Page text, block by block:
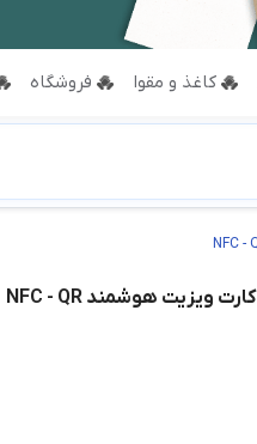
کاغذ و مقوا فروشگاه
کارت ویزیت هوشمند NFC - QR